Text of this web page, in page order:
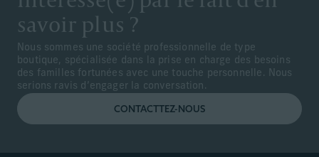
savoir plus ?
Nous sommes une société professionnelle de type
boutique, spécialisée dans la prise en charge des besoins
des familles fortunées avec une touche personnelle. Nous
serions ravis d’engager la conversation.
CONTACTTEZ-NOUS